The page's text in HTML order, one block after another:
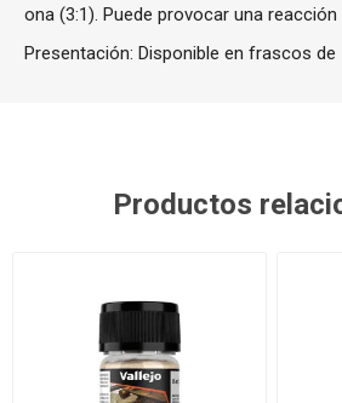
ona (3:1). Puede provocar una reacción
Presentación: Disponible en frascos de
Productos